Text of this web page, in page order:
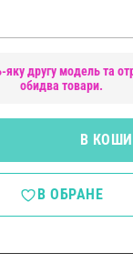
другу модель та
обидва товари.
В
В ОБРАНЕ